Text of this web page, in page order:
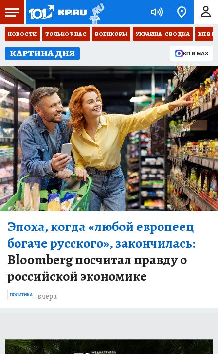
НОВОСТИ ТОЛЬКО У НАС ВОЕНКОРЫ УКРАИНА: СВОДКА КП В
КАРТИНА ДНЯ КП В MAX
Эпоха, когда «любой европеец
богаче русского», закончилась:
Bloomberg посчитал правду о
российской экономике
вчера
ПОЛИТИКА